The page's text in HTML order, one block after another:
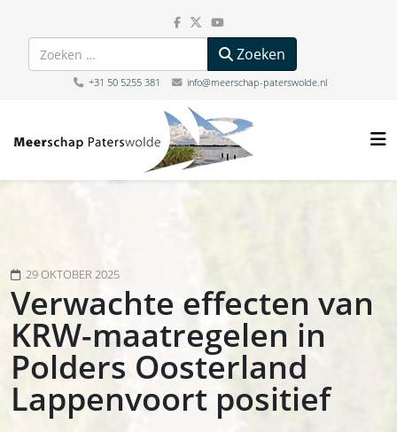
Zoeken Zoeken
+31 50 5255 381 info@meerschap-paterswolde.nl
29 OKTOBER 2025
Verwachte effecten van
KRW-maatregelen in
Polders Oosterland
Lappenvoort positief